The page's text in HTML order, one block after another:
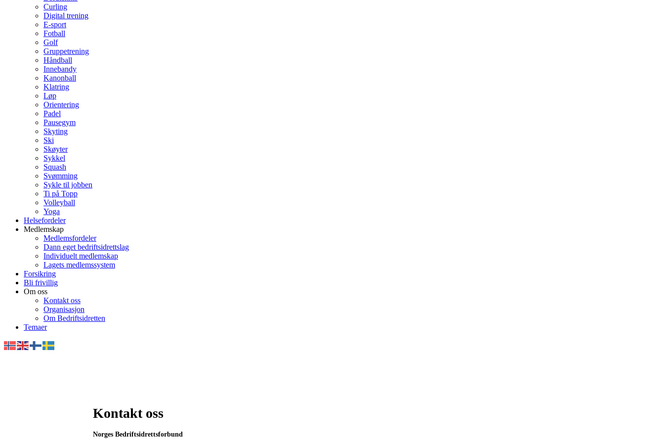
Curling
Digital trening
E-sport
Fotball
Golf
Gruppetrening
Håndball
Innebandy
Kanonball
Klatring
Løp
Orientering
Padel
Pausegym
Skyting
Ski
Skøyter
Sykkel
Squash
Svømming
Sykle til jobben
Ti på Topp
Volleyball
Yoga
Helsefordeler
Medlemskap
Medlemsfordeler
Dann eget bedriftsidrettslag
Individuelt medlemskap
Lagets medlemssystem
Forsikring
Bli frivillig
Om oss
Kontakt oss
Organisasjon
Om Bedriftsidretten
Temaer
Kontakt oss
Norges Bedriftsidrettsforbund